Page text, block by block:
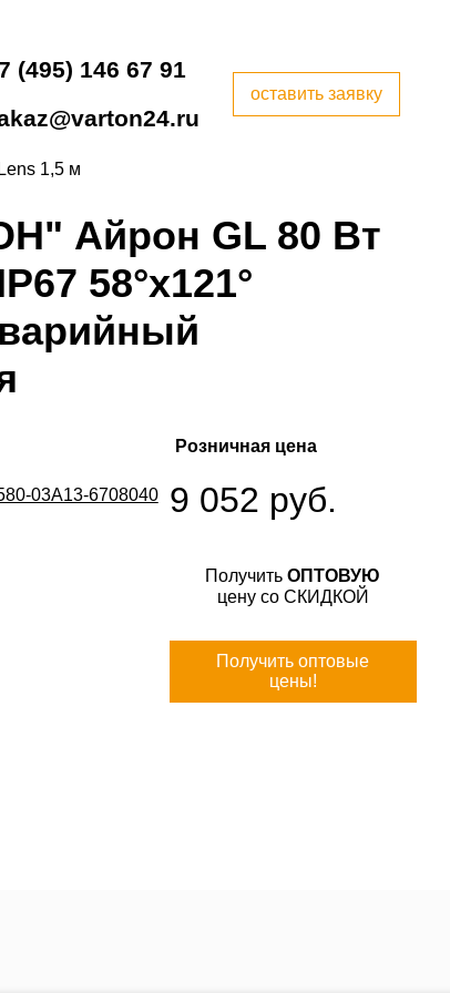
(495) 146 67 91
оставить заявку
1,5 м
Айрон GL 80 Вт
58°x121°
Розничная цена
03A13-6708040
9 052 руб.
ПолучитьОПТОВУЮ
цену со СКИДКОЙ
Получить оптовые
цены!